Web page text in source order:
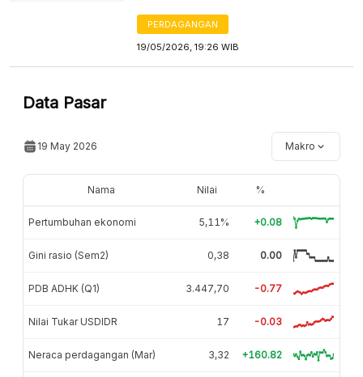
PERDAGANGAN
19/05/2026, 19:26 WIB
Data Pasar
19 May 2026 Makro
Nama Nilai %
Pertumbuhan ekonomi 5,11% +0.08
Gini rasio (Sem2) 0,38 0.00
PDB ADHK (Q1) 3.447,70 -0.77
Nilai Tukar USDIDR 17 -0.03
Neraca perdagangan (Mar) 3,32 +160.82